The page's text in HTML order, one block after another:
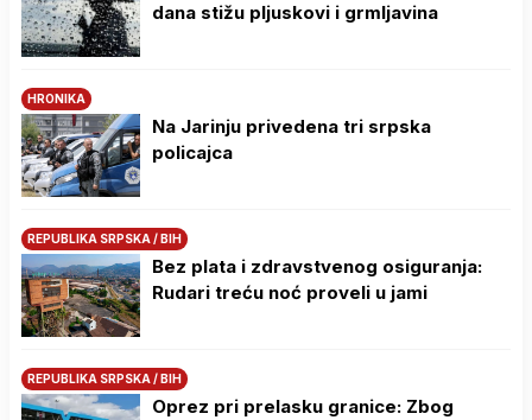
dana stižu pljuskovi i grmljavina
HRONIKA
Na Јarinju privedena tri srpska
policajca
REPUBLIKA SRPSKA / BIH
Bez plata i zdravstvenog osiguranja:
Rudari treću noć proveli u jami
REPUBLIKA SRPSKA / BIH
Oprez pri prelasku granice: Zbog